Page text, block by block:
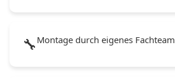
🔧 Montage durch eigenes Fachteam